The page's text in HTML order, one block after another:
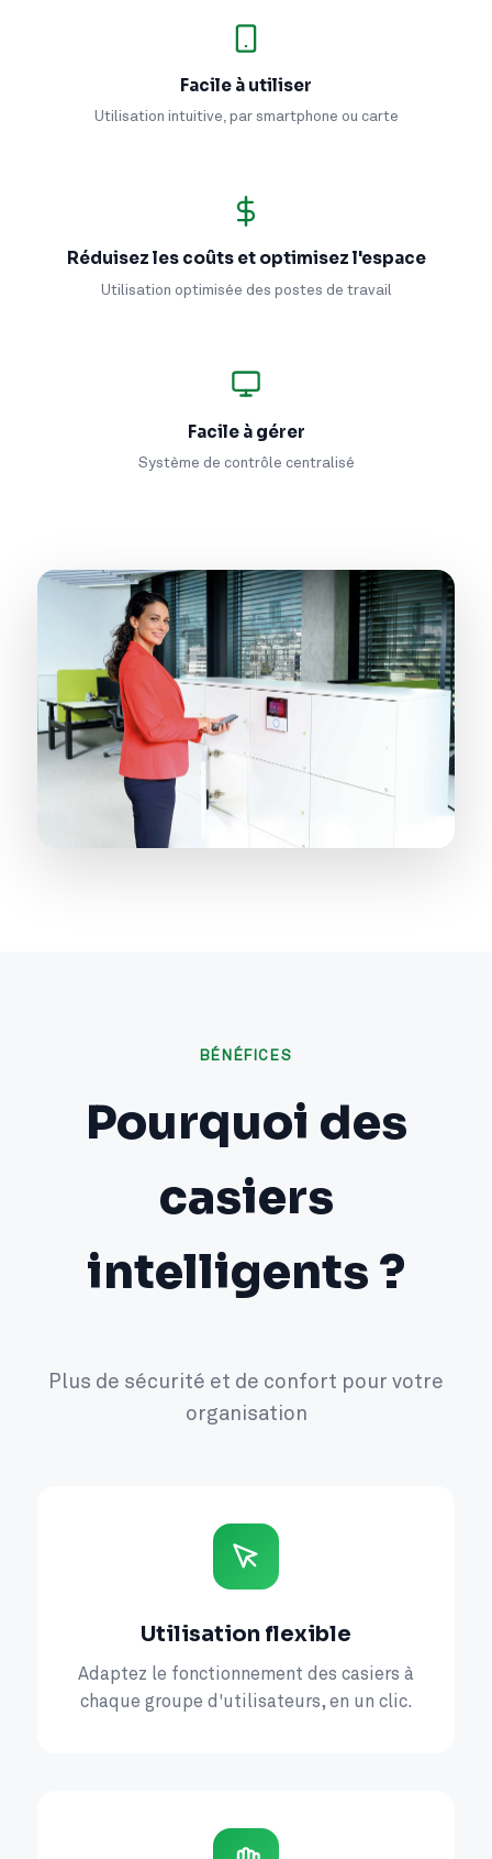
Facile à utiliser
Utilisation intuitive, par smartphone ou carte
Réduisez les coûts et optimisez l'espace
Utilisation optimisée des postes de travail
Facile à gérer
Système de contrôle centralisé
BÉNÉFICES
Pourquoi des
casiers
intelligents ?
Plus de sécurité et de confort pour votre
organisation
Utilisation flexible
Adaptez le fonctionnement des casiers à
chaque groupe d'utilisateurs, en un clic.